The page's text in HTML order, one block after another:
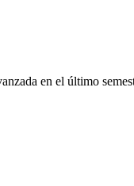
en el último